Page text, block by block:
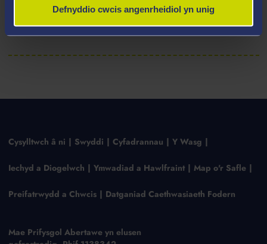
Defnyddio cwcis angenrheidiol yn unig
Ysgrifennu cynnig ymchwil
Cysylltwch â ni Swyddi Cyfadrannau Y Wasg
Iechyd a Diogelwch Ymwadiad a Hawlfraint Map o'r Safle
Preifatrwydd a Chwcis Datganiad Caethwasiaeth Fodern
Mae Prifysgol Abertawe yn elusen